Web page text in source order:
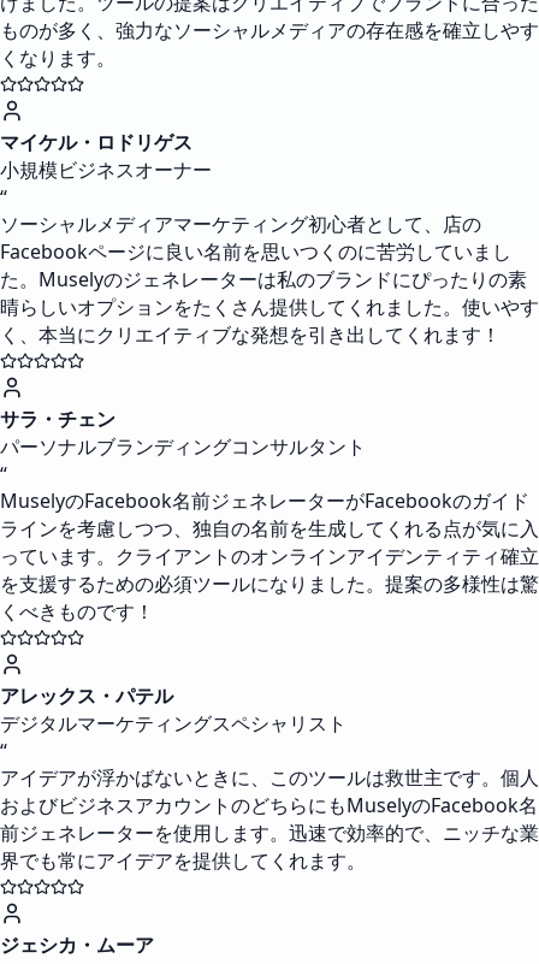
ものが多く、強力なソーシャルメディアの存在感を確立しやす
くなります。
マイケル・ロドリゲス
小規模ビジネスオーナー
“
ソーシャルメディアマーケティング初心者として、店の
Facebookページに良い名前を思いつくのに苦労していまし
た。Muselyのジェネレーターは私のブランドにぴったりの素
晴らしいオプションをたくさん提供してくれました。使いやす
く、本当にクリエイティブな発想を引き出してくれます！
サラ・チェン
パーソナルブランディングコンサルタント
“
MuselyのFacebook名前ジェネレーターがFacebookのガイド
ラインを考慮しつつ、独自の名前を生成してくれる点が気に入
っています。クライアントのオンラインアイデンティティ確立
を支援するための必須ツールになりました。提案の多様性は驚
くべきものです！
アレックス・パテル
デジタルマーケティングスペシャリスト
“
アイデアが浮かばないときに、このツールは救世主です。個人
およびビジネスアカウントのどちらにもMuselyのFacebook名
前ジェネレーターを使用します。迅速で効率的で、ニッチな業
界でも常にアイデアを提供してくれます。
ジェシカ・ムーア